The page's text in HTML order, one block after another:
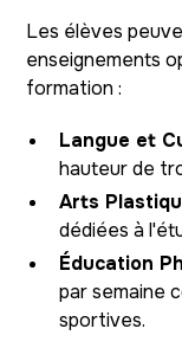
Les élèves
enseignements
formation :
Langue et
hauteur de
Arts
dédiées à
Éducation
par semaine
sportives.